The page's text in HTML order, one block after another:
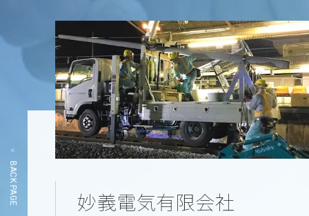
BACK PAGE 妙義電気有限会社